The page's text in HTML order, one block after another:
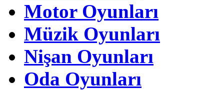
Motor Oyunları
Müzik Oyunları
Nişan Oyunları
Oda Oyunları